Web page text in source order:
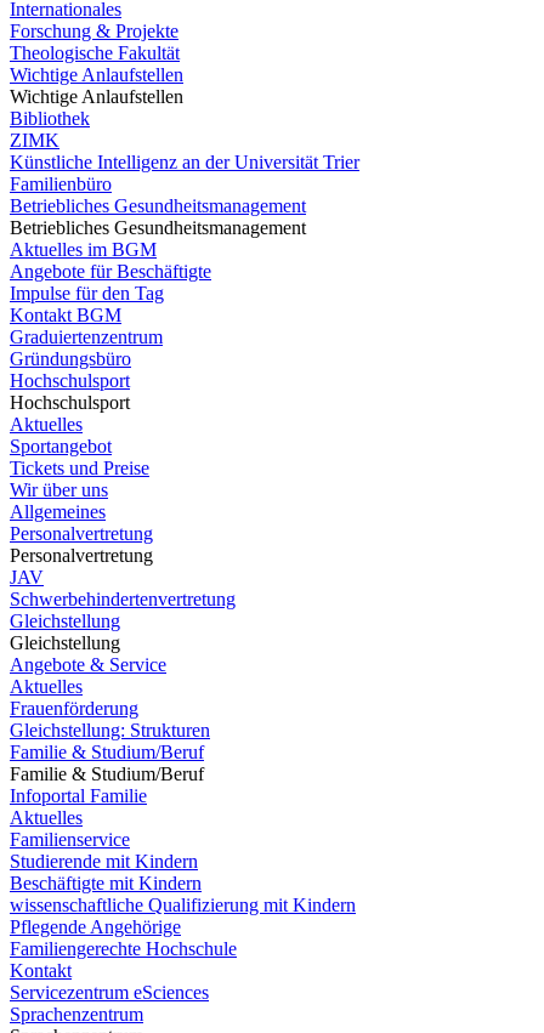
Internationales
Forschung & Projekte
Theologische Fakultät
Wichtige Anlaufstellen
Wichtige Anlaufstellen
Bibliothek
ZIMK
Künstliche Intelligenz an der Universität Trier
Familienbüro
Betriebliches Gesundheitsmanagement
Betriebliches Gesundheitsmanagement
Aktuelles im BGM
Angebote für Beschäftigte
Impulse für den Tag
Kontakt BGM
Graduiertenzentrum
Gründungsbüro
Hochschulsport
Hochschulsport
Aktuelles
Sportangebot
Tickets und Preise
Wir über uns
Allgemeines
Personalvertretung
Personalvertretung
JAV
Schwerbehindertenvertretung
Gleichstellung
Gleichstellung
Angebote & Service
Aktuelles
Frauenförderung
Gleichstellung: Strukturen
Familie & Studium/Beruf
Familie & Studium/Beruf
Infoportal Familie
Aktuelles
Familienservice
Studierende mit Kindern
Beschäftigte mit Kindern
wissenschaftliche Qualifizierung mit Kindern
Pflegende Angehörige
Familiengerechte Hochschule
Kontakt
Servicezentrum eSciences
Sprachenzentrum